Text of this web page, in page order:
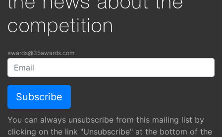
competition
awards@35awards.com
You can always unsubscribe from this mailing list by
clicking on the link "Unsubscribe" at the bottom of the